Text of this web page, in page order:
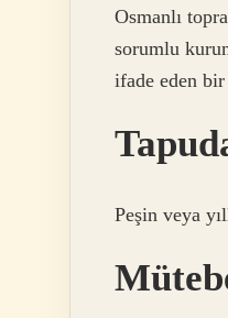
Osmanlı
sorumlu
ifade eden
Peşin veya